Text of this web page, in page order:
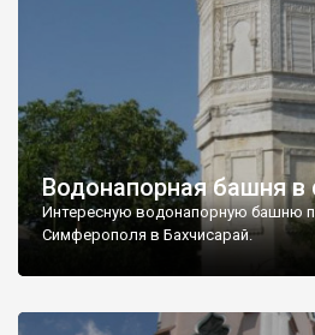
Водонапорная башня в
Интересную водонапорную башню
Симферополя в Бахчисарай.